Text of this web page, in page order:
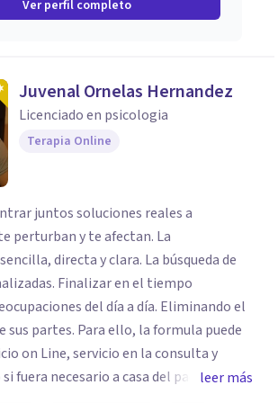
Ver perfil completo
Juvenal Ornelas Hernandez
Licenciado en psicologia
Terapia Online
juntos soluciones reales a
perturban y te afectan. La
directa y clara. La búsqueda de
Finalizar en el tiempo
del día a día. Eliminando el
ello, la formula puede
on Line, servicio en la consulta y
fuera necesario a casa del paciente.
leer más